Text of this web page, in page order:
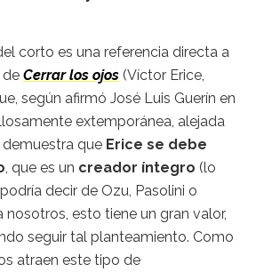
corto es una referencia directa a
Cerrar los ojos (Víctor Erice,
según afirmó José Luis Guerín en
extemporánea, alejada
que Erice se debe
, que es un creador íntegro (lo
decir de Ozu, Pasolini o
nosotros, esto tiene un gran valor,
seguir tal planteamiento. Como
atraen este tipo de